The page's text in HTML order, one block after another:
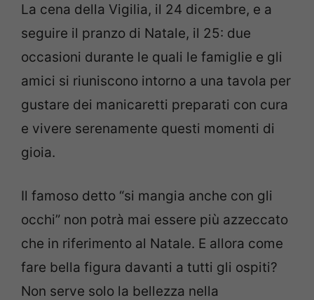
La cena della Vigilia, il 24 dicembre, e a
seguire il pranzo di Natale, il 25: due
occasioni durante le quali le famiglie e gli
amici si riuniscono intorno a una tavola per
gustare dei manicaretti preparati con cura
e vivere serenamente questi momenti di
gioia.
Il famoso detto “si mangia anche con gli
occhi” non potrà mai essere più azzeccato
che in riferimento al Natale. E allora come
fare bella figura davanti a tutti gli ospiti?
Non serve solo la bellezza nella